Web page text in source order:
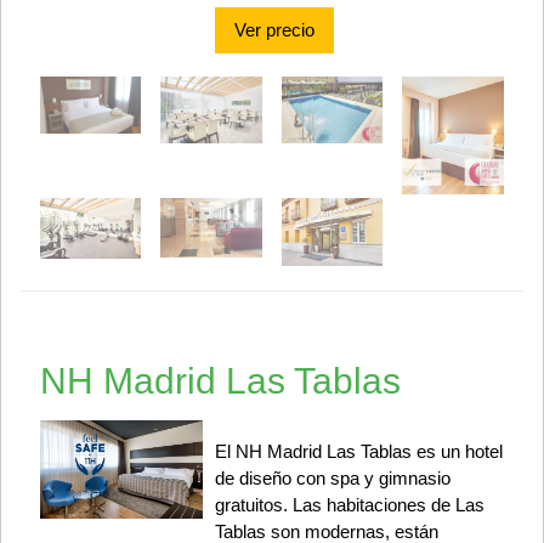
Ver precio
NH Madrid Las Tablas
El NH Madrid Las Tablas es un hotel
de diseño con spa y gimnasio
gratuitos. Las habitaciones de Las
Tablas son modernas, están